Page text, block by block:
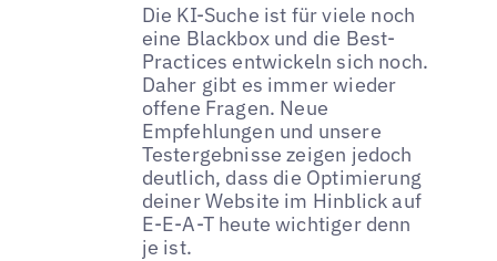
Die KI-Suche ist für viele noch
eine Blackbox und die Best-
Practices entwickeln sich noch.
Daher gibt es immer wieder
offene Fragen. Neue
Empfehlungen und unsere
Testergebnisse zeigen jedoch
deutlich, dass die Optimierung
deiner Website im Hinblick auf
E-E-A-T heute wichtiger denn
je ist.